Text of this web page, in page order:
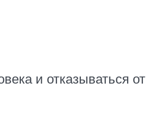
и отказываться от